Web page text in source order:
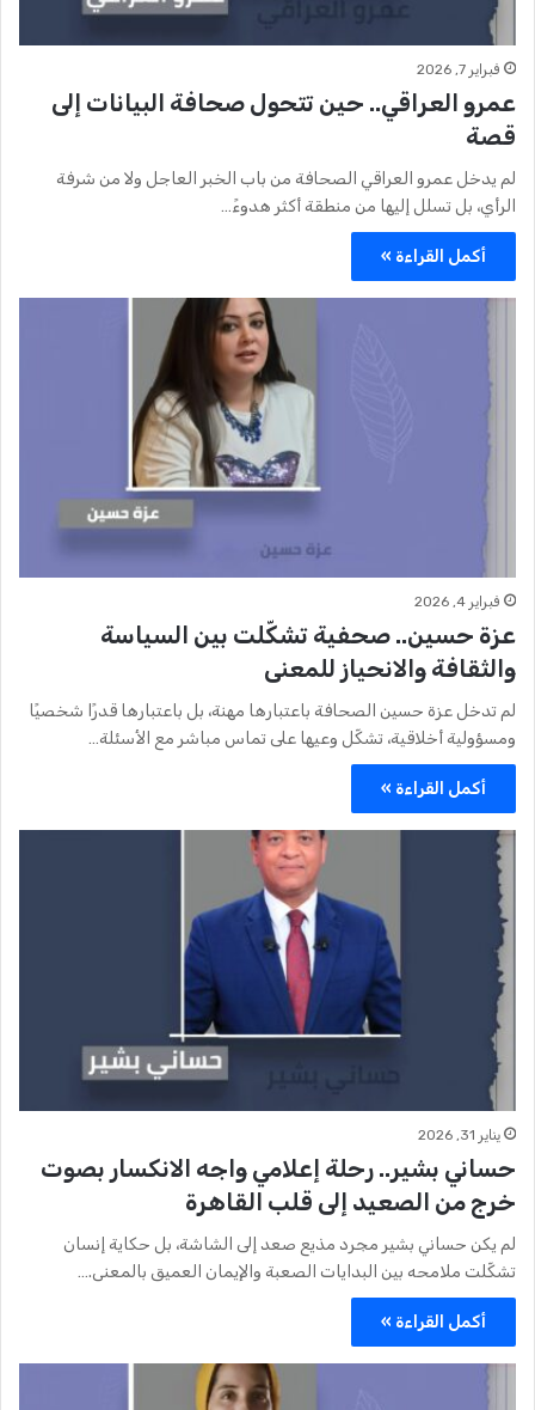
فبراير 7, 2026
عمرو العراقي.. حين تتحول صحافة البيانات إلى
قصة
لم يدخل عمرو العراقي الصحافة من باب الخبر العاجل ولا من شرفة
الرأي، بل تسلل إليها من منطقة أكثر هدوءً…
أكمل القراءة »
فبراير 4, 2026
عزة حسين.. صحفية تشكّلت بين السياسة
والثقافة والانحياز للمعنى
لم تدخل عزة حسين الصحافة باعتبارها مهنة، بل باعتبارها قدرًا شخصيًا
ومسؤولية أخلاقية، تشكّل وعيها على تماس مباشر مع الأسئلة…
أكمل القراءة »
يناير 31, 2026
حساني بشير.. رحلة إعلامي واجه الانكسار بصوت
خرج من الصعيد إلى قلب القاهرة
لم يكن حساني بشير مجرد مذيع صعد إلى الشاشة، بل حكاية إنسان
تشكّلت ملامحه بين البدايات الصعبة والإيمان العميق بالمعنى.…
أكمل القراءة »